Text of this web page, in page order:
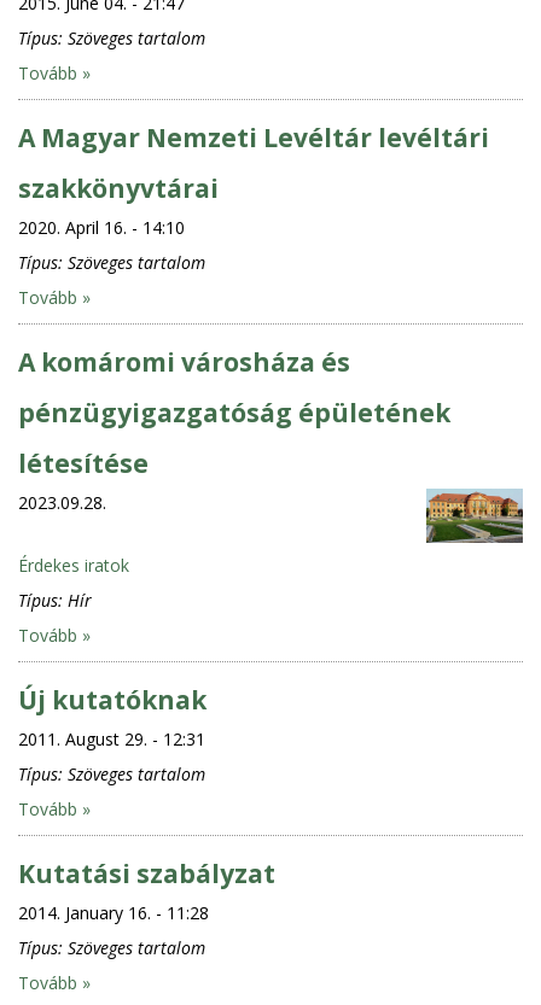
Típus: Szöveges tartalom
Tovább »
A Magyar Nemzeti Levéltár levéltári
szakkönyvtárai
2020. April 16. - 14:10
Típus: Szöveges tartalom
Tovább »
A komáromi városháza és
pénzügyigazgatóság épületének
létesítése
2023.09.28.
Érdekes iratok
Típus: Hír
Tovább »
Új kutatóknak
2011. August 29. - 12:31
Típus: Szöveges tartalom
Tovább »
Kutatási szabályzat
2014. January 16. - 11:28
Típus: Szöveges tartalom
Tovább »